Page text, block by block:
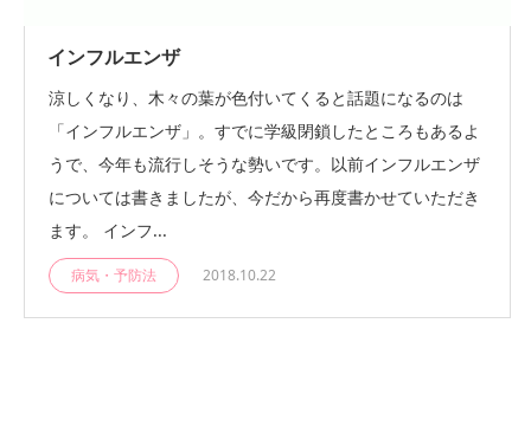
インフルエンザ
涼しくなり、木々の葉が色付いてくると話題になるのは
「インフルエンザ」。すでに学級閉鎖したところもあるよ
うで、今年も流行しそうな勢いです。以前インフルエンザ
については書きましたが、今だから再度書かせていただき
ます。 インフ...
病気・予防法 2018.10.22